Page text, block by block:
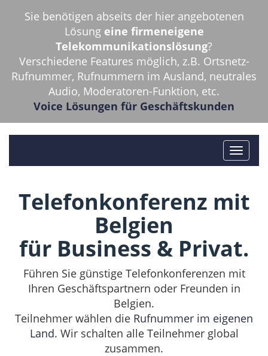
Sie benötigen abseits der hier angebotenen
Lösung eine firmeneigene
Telekommunikationslösung?
Verschiedene Features möglich, z.B. Ortsnetz-
Rufnummer, Rufnummern im Ausland, neutrales
Audio, Moderatoren-Funktion, etc.
Voice Lösungen für Geschäftskunden
Telefonkonferenz mit
Belgien
für Business & Privat.
Führen Sie günstige Telefonkonferenzen mit
Ihren Geschäftspartnern oder Freunden in
Belgien.
Teilnehmer wählen die Rufnummer im eigenen
Land. Wir schalten alle Teilnehmer global
zusammen.